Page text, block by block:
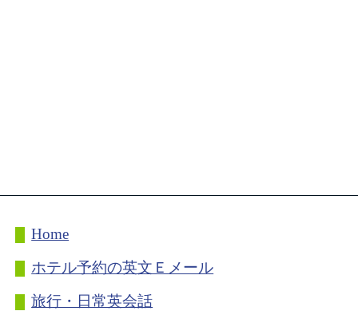
Home
ホテル予約の英文Ｅメール
旅行・日常英会話